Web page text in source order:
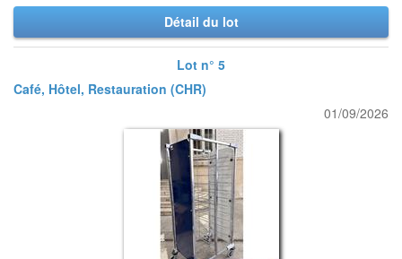
Détail du lot
Lot n° 5
Café, Hôtel, Restauration (CHR)
01/09/2026